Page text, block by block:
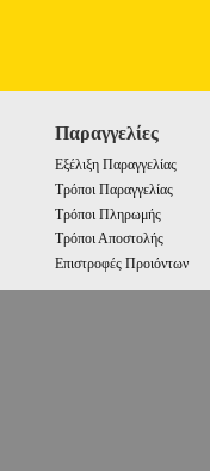
Παραγγελίες
Εξέλιξη Παραγγελίας
Τρόποι Παραγγελίας
Τρόποι Πληρωμής
Τρόποι Αποστολής
Επιστροφές Προιόντων